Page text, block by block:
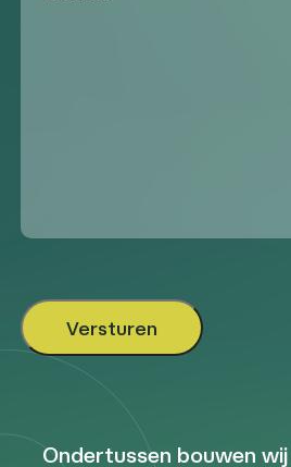
Ondertussen bouwen